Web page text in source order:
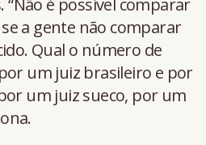
“Não é possível comparar
a gente não comparar
Qual o número de
um juiz brasileiro e por
um juiz sueco, por um